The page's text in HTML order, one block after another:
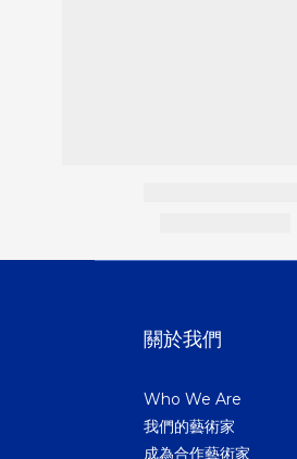
關於我們
Who We Are
我們的藝術家
成為合作藝術家